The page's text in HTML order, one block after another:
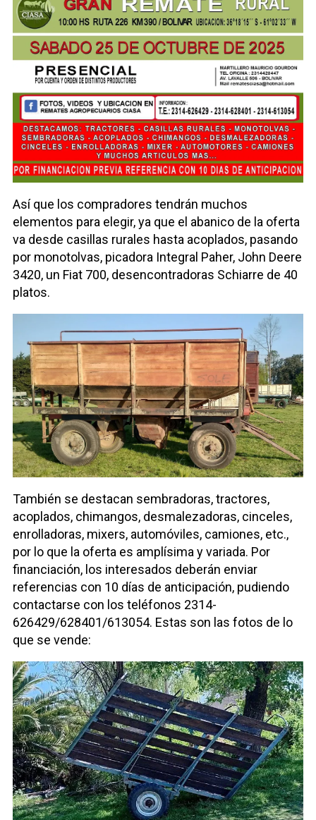
Así que los compradores tendrán muchos
elementos para elegir, ya que el abanico de la oferta
va desde casillas rurales hasta acoplados, pasando
por monotolvas, picadora Integral Paher, John Deere
3420, un Fiat 700, desencontradoras Schiarre de 40
platos.
También se destacan sembradoras, tractores,
acoplados, chimangos, desmalezadoras, cinceles,
enrolladoras, mixers, automóviles, camiones, etc.,
por lo que la oferta es amplísima y variada. Por
financiación, los interesados deberán enviar
referencias con 10 días de anticipación, pudiendo
contactarse con los teléfonos 2314-
626429/628401/613054. Estas son las fotos de lo
que se vende: